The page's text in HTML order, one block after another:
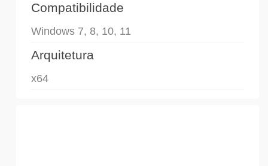
Compatibilidade
Windows 7, 8, 10, 11
Arquitetura
x64